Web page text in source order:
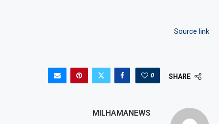
Source link
SHARE
0
MILHAMANEWS